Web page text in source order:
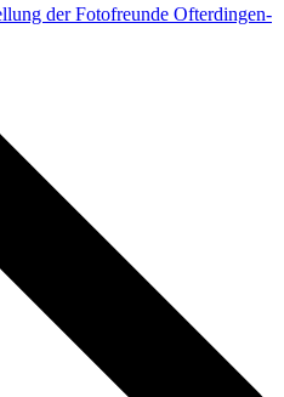
der Fotofreunde Ofterdingen-